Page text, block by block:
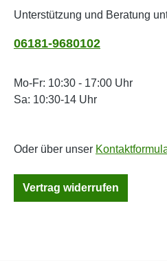
Unterstützung und Beratung
06181-9680102
Mo-Fr: 10:30 - 17:00 Uhr
Sa: 10:30-14 Uhr
Oder über unser
Vertrag widerrufen